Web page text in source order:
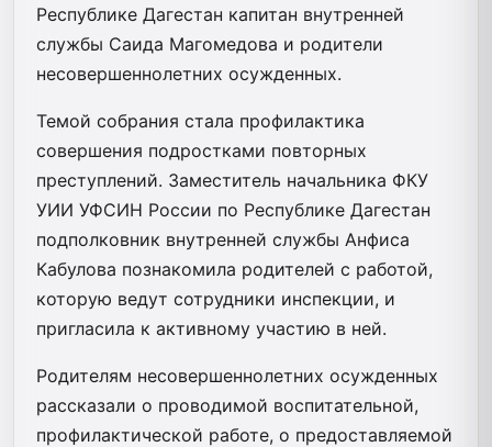
Республике Дагестан капитан внутренней
службы Саида Магомедова и родители
несовершеннолетних осужденных.
Темой собрания стала профилактика
совершения подростками повторных
преступлений. Заместитель начальника ФКУ
УИИ УФСИН России по Республике Дагестан
подполковник внутренней службы Анфиса
Кабулова познакомила родителей с работой,
которую ведут сотрудники инспекции, и
пригласила к активному участию в ней.
Родителям несовершеннолетних осужденных
рассказали о проводимой воспитательной,
профилактической работе, о предоставляемой